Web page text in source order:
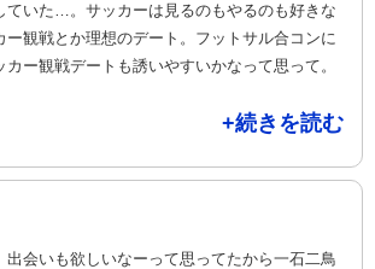
ていた…。サッカーは見るのもやるのも好きな
ー観戦とか理想のデート。フットサル合コンに
カー観戦デートも誘いやすいかなって思って。
+続きを読む
出会いも欲しいなーって思ってたから一石二鳥